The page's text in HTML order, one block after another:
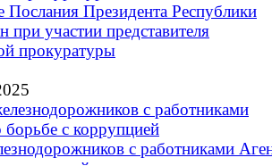
Послания Президента Республики
при участии представителя
прокуратуры
с работниками